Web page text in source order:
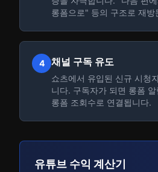
롱폼으로" 등의 구조로 재방
4 채널 구독 유도
쇼츠에서 유입된 신규 시청
니다. 구독자가 되면 롱폼
롱폼 조회수로 연결됩니다.
유튜브 수익 계산기